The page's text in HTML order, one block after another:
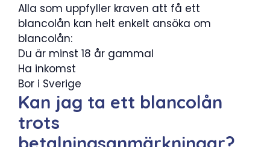
Alla som uppfyller kraven att få ett
blancolån kan helt enkelt ansöka om
blancolån:
Du är minst 18 år gammal
Ha inkomst
Bor i Sverige
Kan jag ta ett blancolån
trots
betalningsanmärkningar?